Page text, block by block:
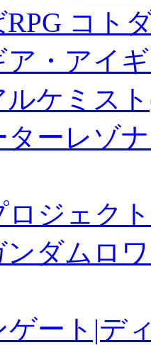
コト
ア・アイ
ケミス
ターレゾ
ロジェク
ンダムロ
ゲート|デ